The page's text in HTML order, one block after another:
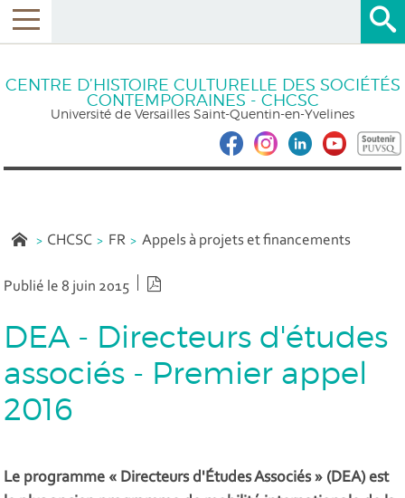
CENTRE D’HISTOIRE CULTURELLE DES SOCIÉTÉS
CONTEMPORAINES - CHCSC
Université de Versailles Saint-Quentin-en-Yvelines
CHCSC FR Appels à projets et financements
Publié le 8 juin 2015
DEA - Directeurs d'études
associés - Premier appel
2016
Le programme « Directeurs d'Études Associés » (DEA) est